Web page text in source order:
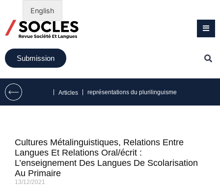
Submission
Articles représentations du plurilinguisme
Cultures Métalinguistiques, Relations Entre
Langues Et Relations Oral/écrit :
L’enseignement Des Langues De Scolarisation
Au Primaire
13/12/2021
English